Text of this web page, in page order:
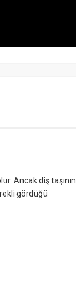
Ancak diş taşının
gördüğü